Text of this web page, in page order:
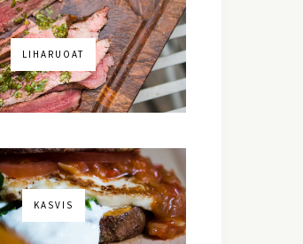
LIHARUOAT
KASVIS